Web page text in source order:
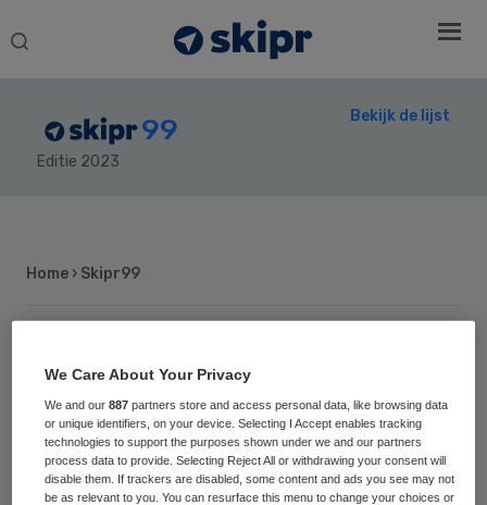
Search
99
Editie 2023
Bekijk de lijst
Home › Skipr99
18 Positie vorig jaar: 21
Marjolein
Tasche
Sidebar
We Care About Your Privacy
We and our887 partners store and access personal data, like browsing data
or unique identifiers, on your device. Selecting I Accept enables tracking
technologies to support the purposes shown under we and our partners
process data to provide. Selecting Reject All or withdrawing your consent will
disable them. If trackers are disabled, some content and ads you see may not
be as relevant to you. You can resurface this menu to change your choices or